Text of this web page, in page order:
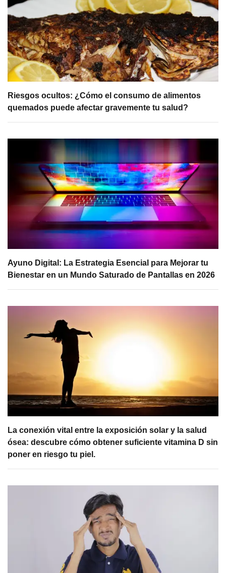
Riesgos ocultos: ¿Cómo el consumo de alimentos
quemados puede afectar gravemente tu salud?
Ayuno Digital: La Estrategia Esencial para Mejorar tu
Bienestar en un Mundo Saturado de Pantallas en 2026
La conexión vital entre la exposición solar y la salud
ósea: descubre cómo obtener suficiente vitamina D sin
poner en riesgo tu piel.